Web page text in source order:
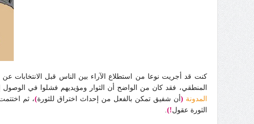
كنت قد أجريت نوعا من استطلاع الآراء بين الناس قبل
المنطقي، فقد كان من الواضح أن الثوار ومؤيديهم فشلوا في
المدونة ( أن شفيق تمكن بالفعل من إحداث اختراق للثورة)، ثم اختتمت
الثورة عقول!)
.